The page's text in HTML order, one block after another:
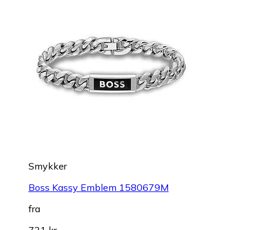
Smykker
Boss Kassy Emblem 1580679M
fra